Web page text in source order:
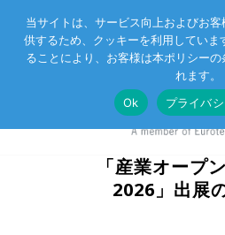
Eurotechグループ お客様サ
「産業オープ
2026」出展
当サイトは、サービス向上およびお
供するため、クッキーを利用してい
ることにより、お客様は本ポリシー
れます。
Ok
プライバ